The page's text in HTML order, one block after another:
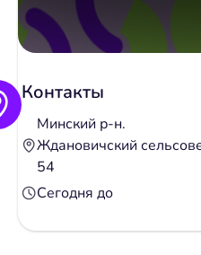
Контакты
Минский р-н.
Ждановичский
54
Сегодня до